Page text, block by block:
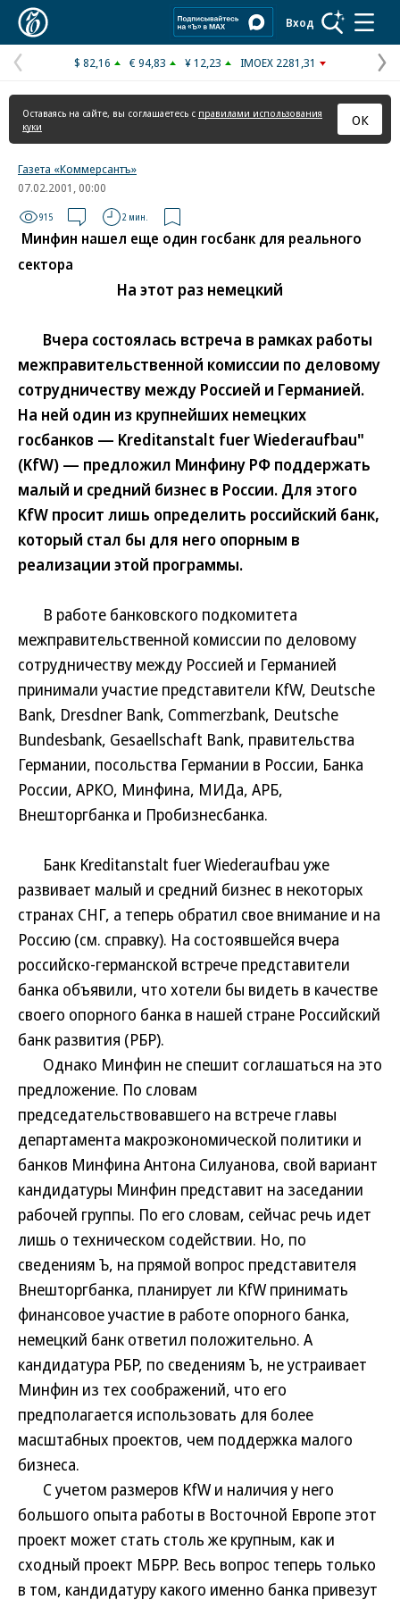
Вход
Предыдущая
страница
$ 82,16 € 94,83 ¥ 12,23 IMOEX 2281,31
Оставаясь на сайте, вы соглашаетесь с правилами использования
куки
ОК
Газета «Коммерсантъ»
07.02.2001, 00:00
915 2 мин.
Минфин нашел еще один госбанк для реального
сектора
На этот раз немецкий
Вчера состоялась встреча в рамках работы
межправительственной комиссии по деловому
сотрудничеству между Россией и Германией.
На ней один из крупнейших немецких
госбанков — Kreditanstalt fuer Wiederaufbau"
(KfW) — предложил Минфину РФ поддержать
малый и средний бизнес в России. Для этого
KfW просит лишь определить российский банк,
который стал бы для него опорным в
реализации этой программы.
В работе банковского подкомитета
межправительственной комиссии по деловому
сотрудничеству между Россией и Германией
принимали участие представители KfW, Deutsche
Bank, Dresdner Bank, Commerzbank, Deutsche
Bundesbank, Gesaellschaft Bank, правительства
Германии, посольства Германии в России, Банка
России, АРКО, Минфина, МИДа, АРБ,
Внешторгбанка и Пробизнесбанка.
Банк Kreditanstalt fuer Wiederaufbau уже
развивает малый и средний бизнес в некоторых
странах СНГ, а теперь обратил свое внимание и на
Россию (см. справку). На состоявшейся вчера
российско-германской встрече представители
банка объявили, что хотели бы видеть в качестве
своего опорного банка в нашей стране Российский
банк развития (РБР).
Однако Минфин не спешит соглашаться на это
предложение. По словам
председательствовавшего на встрече главы
департамента макроэкономической политики и
банков Минфина Антона Силуанова, свой вариант
кандидатуры Минфин представит на заседании
рабочей группы. По его словам, сейчас речь идет
лишь о техническом содействии. Но, по
сведениям Ъ, на прямой вопрос представителя
Внешторгбанка, планирует ли KfW принимать
финансовое участие в работе опорного банка,
немецкий банк ответил положительно. А
кандидатура РБР, по сведениям Ъ, не устраивает
Минфин из тех соображений, что его
предполагается использовать для более
масштабных проектов, чем поддержка малого
бизнеса.
С учетом размеров KfW и наличия у него
большого опыта работы в Восточной Европе этот
проект может стать столь же крупным, как и
сходный проект МБРР. Весь вопрос теперь только
в том, кандидатуру какого именно банка привезут